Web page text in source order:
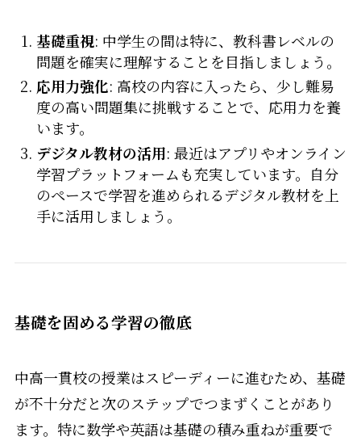
基礎重視: 中学生の間は特に、教科書レベルの
問題を確実に理解することを目指しましょう。
応用力強化: 高校の内容に入ったら、少し難易
度の高い問題集に挑戦することで、応用力を養
います。
デジタル教材の活用: 最近はアプリやオンライン
学習プラットフォームも充実しています。自分
のペースで学習を進められるデジタル教材を上
手に活用しましょう。
基礎を固める学習の徹底
中高一貫校の授業はスピーディーに進むため、基礎
が不十分だと次のステップでつまずくことがあり
ます。特に数学や英語は基礎の積み重ねが重要で